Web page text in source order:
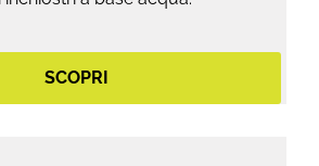
SCOPRI